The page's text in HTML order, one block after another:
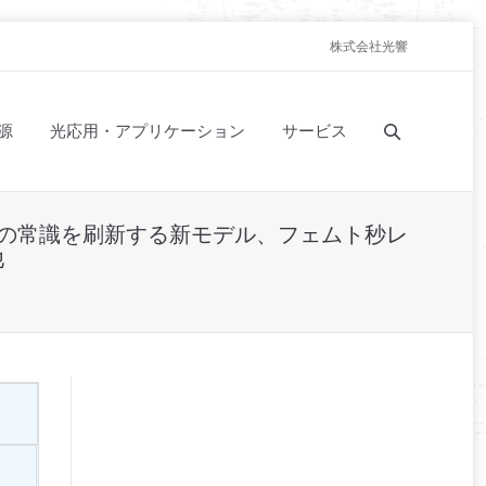
株式会社光響
光応用・アプリケーション サービス
常識を刷新する新モデル、フェムト秒レ